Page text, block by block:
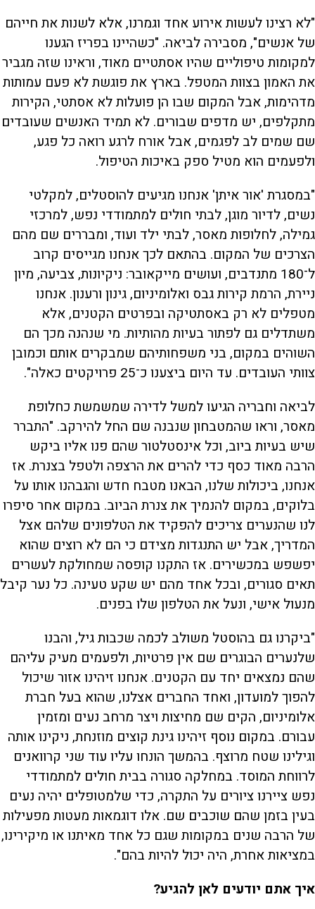
"לא רצינו לעשות אירוע אחד וגמרנו, אלא לשנות את חייהם
של אנשים", מסבירה לביאה. "כשהיינו בפריז הגענו
למקומות טיפוליים שהיו אסתטיים מאוד, וראינו שזה מגביר
את האמון בצוות המטפל. בארץ את פוגשת לא פעם עמותות
מדהימות, אבל המקום שבו הן פועלות לא אסתטי, הקירות
מתקלפים, יש מדפים שבורים. לא תמיד האנשים שעובדים
שם שמים לב לפגמים, אבל אורח לרגע רואה כל פגע,
ולפעמים הוא מטיל ספק באיכות הטיפול.
"במסגרת 'אור איתן' אנחנו מגיעים להוסטלים, למקלטי
נשים, לדיור מוגן, לבתי חולים למתמודדי נפש, למרכזי
גמילה, לחלופות מאסר, לבתי ילד ועוד, ומבררים שם מהם
הצרכים של המקום. בהתאם לכך אנחנו מגייסים קרוב
ל־180 מתנדבים, ועושים מייקאובר: ניקיונות, צביעה, מיון
ניירת, הרמת קירות גבס ואלומיניום, גינון ורענון. אנחנו
מטפלים לא רק באסתטיקה ובפרטים הקטנים, אלא
משתדלים גם לפתור בעיות מהותיות. מי שנהנה מכך הם
השוהים במקום, בני משפחותיהם שמבקרים אותם וכמובן
צוותי העובדים. עד היום ביצענו כ־25 פרויקטים כאלה".
לביאה וחבריה הגיעו למשל לדירה שמשמשת כחלופת
מאסר, וראו שהמטבחון שנבנה שם החל להירקב. "התברר
שיש בעיות ביוב, וכל אינסטלטור שהם פנו אליו ביקש
הרבה מאוד כסף כדי להרים את הרצפה ולטפל בצנרת. אז
אנחנו, ביכולות שלנו, הבאנו מטבח חדש והגבהנו אותו על
בלוקים, במקום להנמיך את צנרת הביוב. במקום אחר סיפרו
לנו שהנערים צריכים להפקיד את הטלפונים שלהם אצל
המדריך, אבל יש התנגדות מצידם כי הם לא רוצים שהוא
יפשפש במכשירים. אז התקנו קופסה שמחולקת לעשרים
תאים סגורים, ובכל אחד מהם יש שקע טעינה. כל נער קיבל
מנעול אישי, ונעל את הטלפון שלו בפנים.
"ביקרנו גם בהוסטל משולב לכמה שכבות גיל, והבנו
שלנערים הבוגרים שם אין פרטיות, ולפעמים מעיק עליהם
שהם נמצאים יחד עם הקטנים. אנחנו זיהינו אזור שיכול
להפוך למועדון, ואחד החברים אצלנו, שהוא בעל חברת
אלומיניום, הקים שם מחיצות ויצר מרחב נעים ומזמין
עבורם. במקום נוסף זיהינו גינת קוצים מוזנחת, ניקינו אותה
וגילינו שטח מרוצף. בהמשך הונחו עליו עוד שני קרוואנים
לרווחת המוסד. במחלקה סגורה בבית חולים למתמודדי
נפש ציירנו ציורים על התקרה, כדי שלמטופלים יהיה נעים
בעין בזמן שהם שוכבים שם. אלו דוגמאות מעטות מפעילות
של הרבה שנים במקומות שגם כל אחד מאיתנו או מיקירינו,
במציאות אחרת, היה יכול להיות בהם".
איך אתם יודעים לאן להגיע?